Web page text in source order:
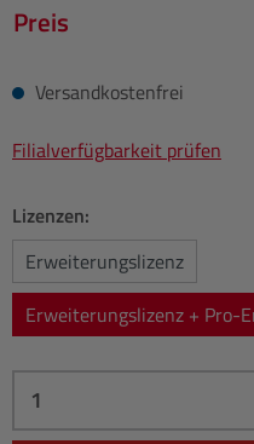
Preis
Versandkostenfrei
Filialverfügbarkeit prüfen
Lizenzen:
Erweiterungslizenz
Erweiterungslizenz + Pro-